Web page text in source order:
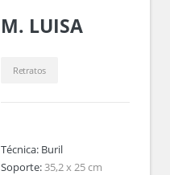
M. LUISA
Retratos
Técnica: Buril
Soporte:35,2 x 25 cm